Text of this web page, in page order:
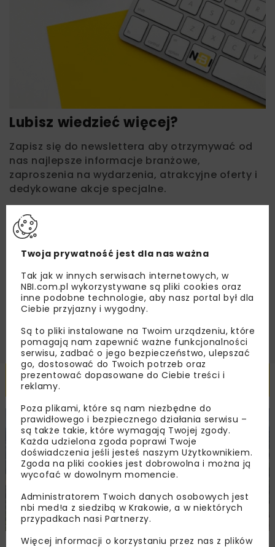
Lubisz wiedzieć więcej?
Zapisz się do newslettera aby otrzymywać od
nas najlepsze informacje branżowe,
zaproszenia na wydarzenia, atrakcyjne oferty i
dedykowane akcje specjalne.
Zapoznałam/em się z Polityką Prywatności
Regulaminemoraz wyrażam zgodę na otrzymywanie na
handlowej w postaci newslettera.
Powiązane artykuły
KOLEJ WIADOMOŚCI INWESTYCJE
PKP PLK ogłosiły przetarg na odcinek Gdów
Twoja prywatność jest dla nas ważna
Tak jak w innych serwisach internetowych, w
NBI.com.pl wykorzystywane są pliki cookies oraz
inne podobne technologie, aby nasz portal był dla
Ciebie przyjazny i wygodny.
Są to pliki instalowane na Twoim urządzeniu, które
pomagają nam zapewnić ważne funkcjonalności
serwisu, zadbać o jego bezpieczeństwo, ulepszać
go, dostosować do Twoich potrzeb oraz
prezentować dopasowane do Ciebie treści i
reklamy.
Poza plikami, które są nam niezbędne do
prawidłowego i bezpiecznego działania serwisu –
są także takie, które wymagają Twojej zgody.
Każda udzielona zgoda poprawi Twoje
doświadczenia jeśli jesteś naszym Użytkownikiem.
Zgoda na pliki cookies jest dobrowolna i można ją
wycofać w dowolnym momencie.
Administratorem Twoich danych osobowych jest
nbi med!a z siedzibą w Krakowie, a w niektórych
przypadkach nasi Partnerzy.
Więcej informacji o korzystaniu przez nas z plików